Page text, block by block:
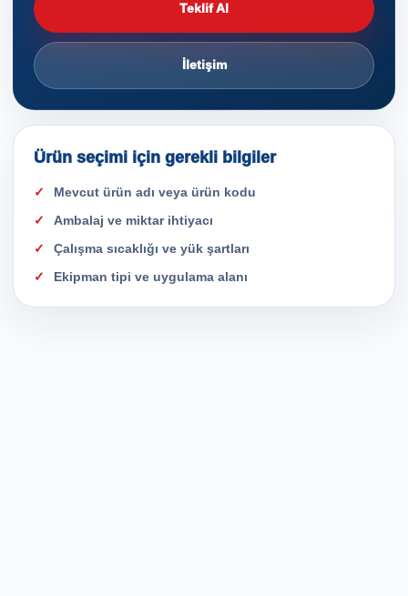
Teklif Al
İletişim
Ürün seçimi için gerekli bilgiler
Mevcut ürün adı veya ürün kodu
Ambalaj ve miktar ihtiyacı
Çalışma sıcaklığı ve yük şartları
Ekipman tipi ve uygulama alanı